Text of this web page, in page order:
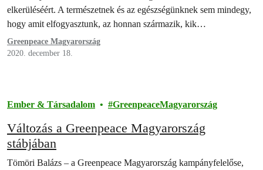
elkerüléséért. A természetnek és az egészségünknek sem mindegy,
hogy amit elfogyasztunk, az honnan származik, kik…
Greenpeace Magyarország
2020. december 18.
Ember & Társadalom GreenpeaceMagyarország
Változás a Greenpeace Magyarország
stábjában
Tömöri Balázs – a Greenpeace Magyarország kampányfelelőse,